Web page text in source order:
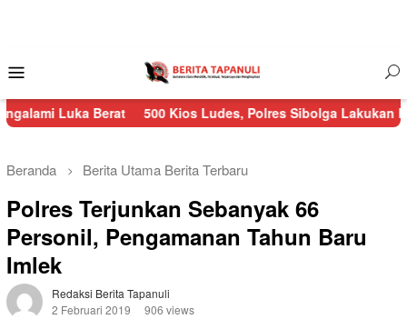
Mobile
Berat 500 Kios Ludes, Polres Sibolga Lakukan Pengamanan
Beranda Berita Utama Berita Terbaru
Polres Terjunkan Sebanyak 66
Personil, Pengamanan Tahun Baru
Imlek
Redaksi Berita Tapanuli
2 Februari 2019
906 views